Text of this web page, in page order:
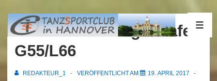
Zum
Inhalt17.04.2017 Heiligenhafen
G55/L66
REDAKTEUR_1 VERÖFFENTLICHT AM
19. APRIL 2017